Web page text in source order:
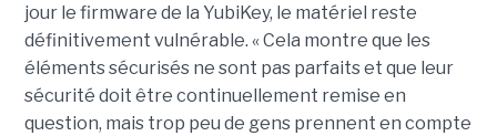
jour le firmware de la YubiKey, le matériel reste
définitivement vulnérable. « Cela montre que les
éléments sécurisés ne sont pas parfaits et que leur
sécurité doit être continuellement remise en
question, mais trop peu de gens prennent en compte